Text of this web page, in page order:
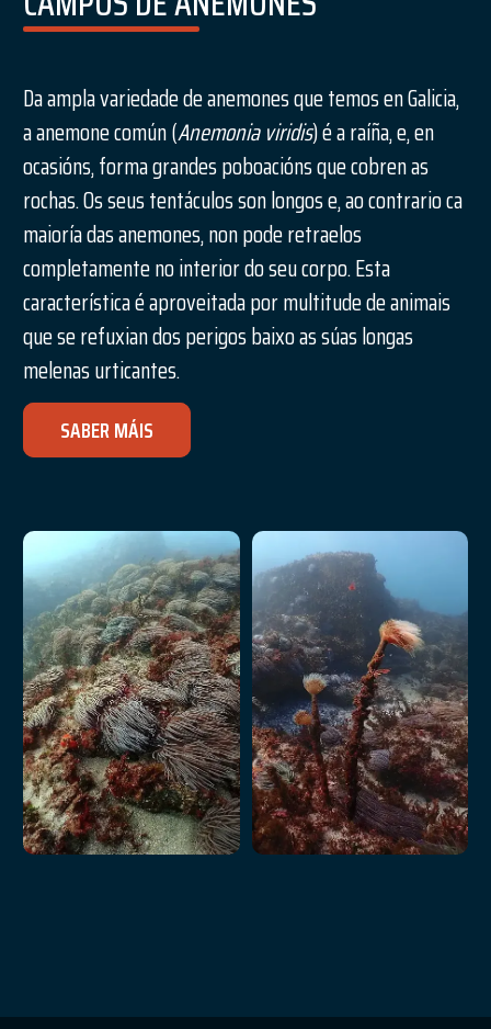
Da ampla variedade de anemones que temos en Galicia,
a anemone común (Anemonia viridis) é a raíña, e, en
ocasións, forma grandes poboacións que cobren as
rochas. Os seus tentáculos son longos e, ao contrario ca
maioría das anemones, non pode retraelos
completamente no interior do seu corpo. Esta
característica é aproveitada por multitude de animais
que se refuxian dos perigos baixo as súas longas
melenas urticantes.
SABER MÁIS